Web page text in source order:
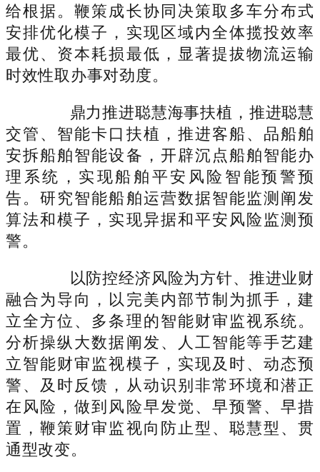
给根据。鞭策成长协同决策取多车分布式
安排优化模子，实现区域内全体揽投效率
最优、资本耗损最低，显著提拔物流运输
时效性取办事对劲度。
鼎力推进聪慧海事扶植，推进聪慧
交管、智能卡口扶植，推进客船、品船舶
安拆船舶智能设备，开辟沉点船舶智能办
理系统，实现船舶平安风险智能预警预
告。研究智能船舶运营数据智能监测阐发
算法和模子，实现异据和平安风险监测预
警。
以防控经济风险为方针、推进业财
融合为导向，以完美内部节制为抓手，建
立全方位、多条理的智能财审监视系统。
分析操纵大数据阐发、人工智能等手艺建
立智能财审监视模子，实现及时、动态预
警、及时反馈，从动识别非常环境和潜正
在风险，做到风险早发觉、早预警、早措
置，鞭策财审监视向防止型、聪慧型、贯
通型改变。